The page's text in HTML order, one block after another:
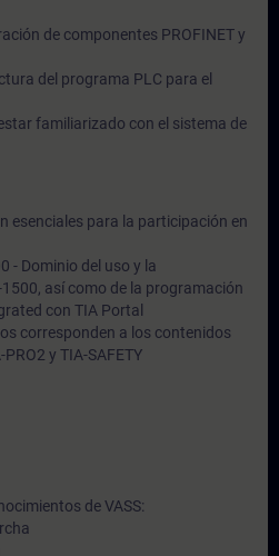
de componentes PROFINET y
del programa PLC para el
familiarizado con el sistema de
esenciales para la participación en
- Dominio del uso y la
así como de la programación
con TIA Portal
corresponden a los contenidos
y TIA-SAFETY
de VASS: